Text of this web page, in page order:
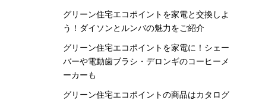
グリーン住宅エコポイントを家電と交換しよ
う！ダイソンとルンバの魅力をご紹介
グリーン住宅エコポイントを家電に！シェー
バーや電動歯ブラシ・デロンギのコーヒーメ
ーカーも
グリーン住宅エコポイントの商品はカタログ